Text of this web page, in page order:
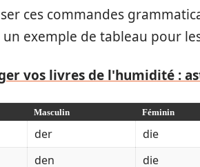
ces commandes
exemple de tableau pour
vos livres de l'humidité :
Masculin Féminin
der die
den die